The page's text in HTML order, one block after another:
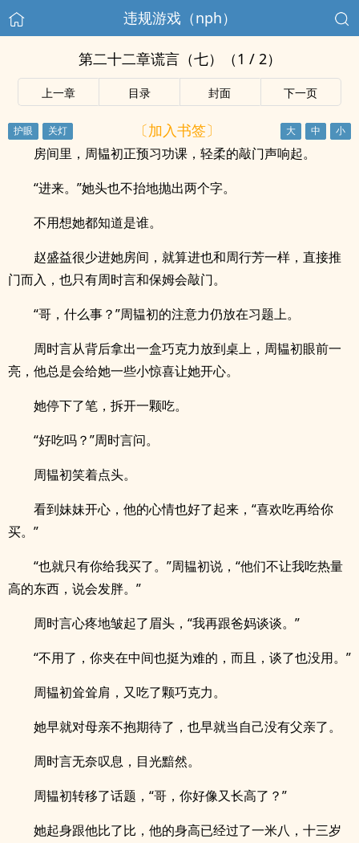
违规游戏（nph）
第二十二章谎言（七）（1 / 2）
上一章 目录 封面 下一页
〔加入书签〕
房间里，周韫初正预习功课，轻柔的敲门声响起。
“进来。”她头也不抬地抛出两个字。
不用想她都知道是谁。
赵盛益很少进她房间，就算进也和周行芳一样，直接推
门而入，也只有周时言和保姆会敲门。
“哥，什么事？”周韫初的注意力仍放在习题上。
周时言从背后拿出一盒巧克力放到桌上，周韫初眼前一
亮，他总是会给她一些小惊喜让她开心。
她停下了笔，拆开一颗吃。
“好吃吗？”周时言问。
周韫初笑着点头。
看到妹妹开心，他的心情也好了起来，“喜欢吃再给你
买。”
“也就只有你给我买了。”周韫初说，“他们不让我吃热量
高的东西，说会发胖。”
周时言心疼地皱起了眉头，“我再跟爸妈谈谈。”
“不用了，你夹在中间也挺为难的，而且，谈了也没用。”
周韫初耸耸肩，又吃了颗巧克力。
她早就对母亲不抱期待了，也早就当自己没有父亲了。
周时言无奈叹息，目光黯然。
周韫初转移了话题，“哥，你好像又长高了？”
她起身跟他比了比，他的身高已经过了一米八，十三岁